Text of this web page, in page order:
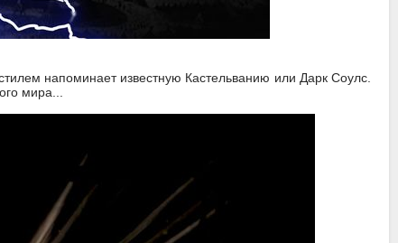
напоминает известную Кастельванию или Дарк Соулс.
мира...